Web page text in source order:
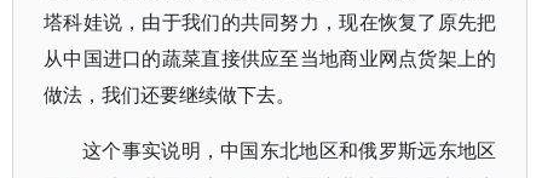
塔科娃说，由于我们的共同努力，现在恢复了原先把
从中国进口的蔬菜直接供应至当地商业网点货架上的
做法，我们还要继续做下去。
这个事实说明，中国东北地区和俄罗斯远东地区